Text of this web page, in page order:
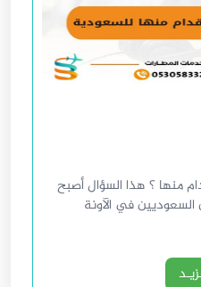
منها ؟ هذا السؤال أصبح
في الآونة